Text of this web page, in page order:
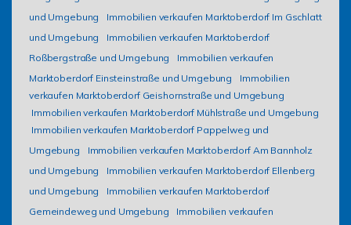
und Umgebung
Immobilien verkaufen Marktoberdorf Im Gschlatt
und Umgebung
Immobilien verkaufen Marktoberdorf
Roßbergstraße und Umgebung
Immobilien verkaufen
Marktoberdorf Einsteinstraße und Umgebung
Immobilien
verkaufen Marktoberdorf Geishornstraße und Umgebung
Immobilien verkaufen Marktoberdorf Mühlstraße und Umgebung
Immobilien verkaufen Marktoberdorf Pappelweg und
Umgebung
Immobilien verkaufen Marktoberdorf Am Bannholz
und Umgebung
Immobilien verkaufen Marktoberdorf Ellenberg
und Umgebung
Immobilien verkaufen Marktoberdorf
Gemeindeweg und Umgebung
Immobilien verkaufen